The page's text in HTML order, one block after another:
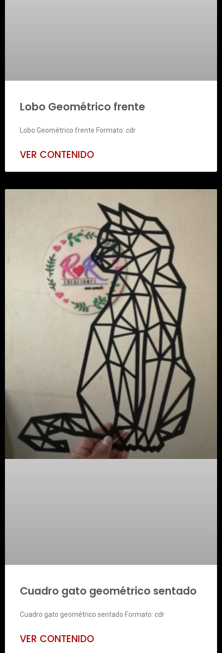
Lobo Geométrico frente
Lobo Geométrico frente Formato: cdr
VER CONTENIDO
Cuadro gato geométrico sentado
Cuadro gato geométrico sentado Formato: cdr
VER CONTENIDO